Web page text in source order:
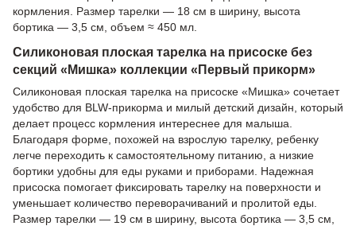
кормления. Размер тарелки — 18 см в ширину, высота
бортика — 3,5 см, объем ≈ 450 мл.
Силиконовая плоская тарелка на присоске без
секций «Мишка» коллекции «Первый прикорм»
Силиконовая плоская тарелка на присоске «Мишка» сочетает
удобство для BLW-прикорма и милый детский дизайн, который
делает процесс кормления интереснее для малыша.
Благодаря форме, похожей на взрослую тарелку, ребенку
легче переходить к самостоятельному питанию, а низкие
бортики удобны для еды руками и приборами. Надежная
присоска помогает фиксировать тарелку на поверхности и
уменьшает количество переворачиваний и пролитой еды.
Размер тарелки — 19 см в ширину, высота бортика — 3,5 см,